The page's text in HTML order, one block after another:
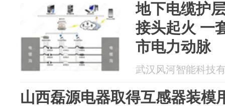
地下电缆护
接头起火 一套设备24小时守住城
市电力动脉
武汉风河智能科技
山西磊源电器取得互感器装模